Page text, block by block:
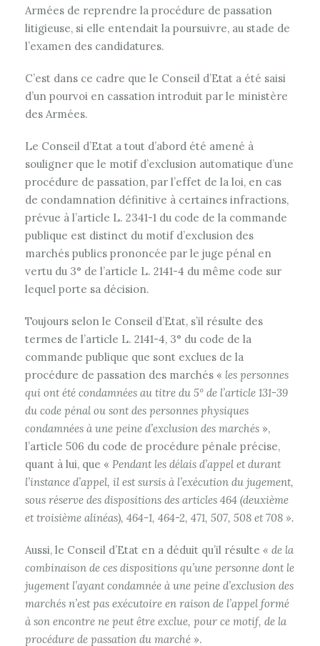
Armées de reprendre la procédure de passation
litigieuse, si elle entendait la poursuivre, au stade de
l’examen des candidatures.
C’est dans ce cadre que le Conseil d’Etat a été saisi
d’un pourvoi en cassation introduit par le ministère
des Armées.
Le Conseil d’Etat a tout d’abord été amené à
souligner que le motif d’exclusion automatique d’une
procédure de passation, par l’effet de la loi, en cas
de condamnation définitive à certaines infractions,
prévue à l’article L. 2341-1 du code de la commande
publique est distinct du motif d’exclusion des
marchés publics prononcée par le juge pénal en
vertu du 3° de l’article L. 2141-4 du même code sur
lequel porte sa décision.
Toujours selon le Conseil d’Etat, s’il résulte des
termes de l’article L. 2141-4, 3° du code de la
commande publique que sont exclues de la
procédure de passation des marchés « les personnes
qui ont été condamnées au titre du 5° de l’article 131-39
du code pénal ou sont des personnes physiques
condamnées à une peine d’exclusion des marchés »,
l’article 506 du code de procédure pénale précise,
quant à lui, que « Pendant les délais d’appel et durant
l’instance d’appel, il est sursis à l’exécution du jugement,
sous réserve des dispositions des articles 464 (deuxième
et troisième alinéas), 464-1, 464-2, 471, 507, 508 et 708 ».
Aussi, le Conseil d’Etat en a déduit qu’il résulte « de la
combinaison de ces dispositions qu’une personne dont le
jugement l’ayant condamnée à une peine d’exclusion des
marchés n’est pas exécutoire en raison de l’appel formé
à son encontre ne peut être exclue, pour ce motif, de la
procédure de passation du marché ».